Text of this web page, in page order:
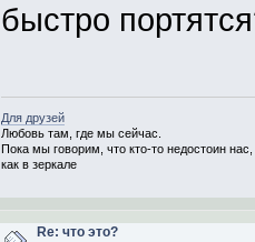
быстро
Для друзей
Любовь там, где мы сейчас.
Пока мы говорим, что кто-то недостоин
как в зеркале
Re: что это?